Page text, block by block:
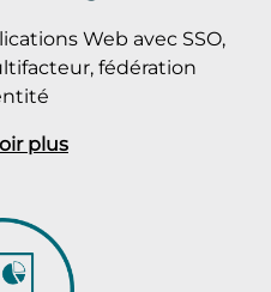
Web avec SSO,
fédération
plus